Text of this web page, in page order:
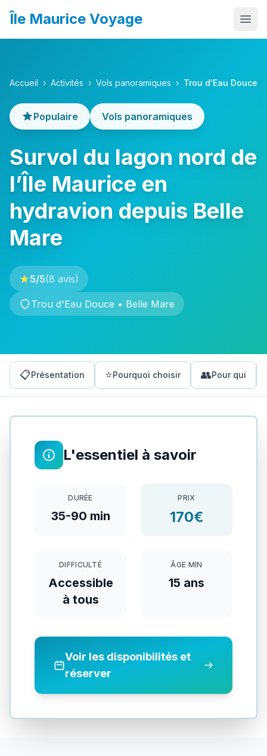
Île Maurice Voyage
Que faire
Où aller
Itinéraires
Budget
Quand partir
Activités
Accueil › Activités › Vols panoramiques › Trou d'Eau Douce
Populaire Vols panoramiques
Survol du lagon nord de
l’Île Maurice en
hydravion depuis Belle
Mare
★5/5(8 avis)
Trou d'Eau Douce • Belle Mare
📋Présentation ⭐Pourquoi choisir 👥Pour qui
L'essentiel à savoir
DURÉE
35-90 min
PRIX
170€
DIFFICULTÉ
Accessible
à tous
ÂGE MIN
15 ans
Voir les disponibilités et
réserver